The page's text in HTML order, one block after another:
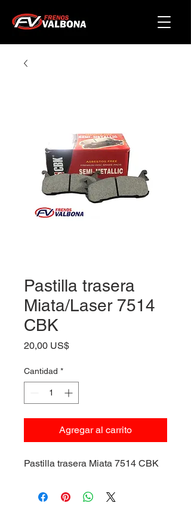
Pastilla trasera
Miata/Laser 7514
CBK
20,00 US$Precio
Cantidad *
Agregar al carrito
Pastilla trasera Miata 7514 CBK